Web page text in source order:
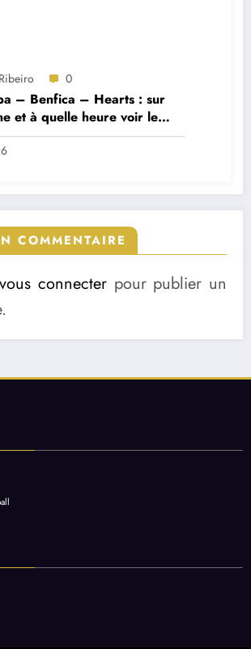
0
– Benfica – Hearts : sur
et à quelle heure voir le
COMMENTAIRE
vous connecter pour publier un